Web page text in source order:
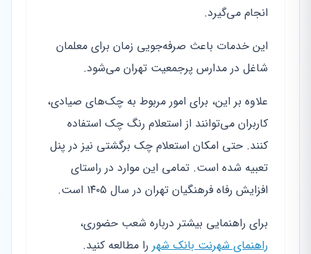
انجام می‌گیرد.
این خدمات باعث صرفه‌جویی زمان برای معلمان
شاغل در مدارس پرجمعیت تهران می‌شود.
علاوه بر این، برای امور مربوط به چک‌های صیادی،
کاربران می‌توانند از استعلام رنگ چک استفاده
کنند. حتی امکان استعلام چک برگشتی نیز در پنل
تعبیه شده است. تمامی این موارد در راستای
افزایش رفاه فرهنگیان تهران در سال ۱۴۰۵ است.
برای راهنمایی بیشتر درباره شعب حضوری،
راهنمای شهرنت بانک شهر را مطالعه کنید.